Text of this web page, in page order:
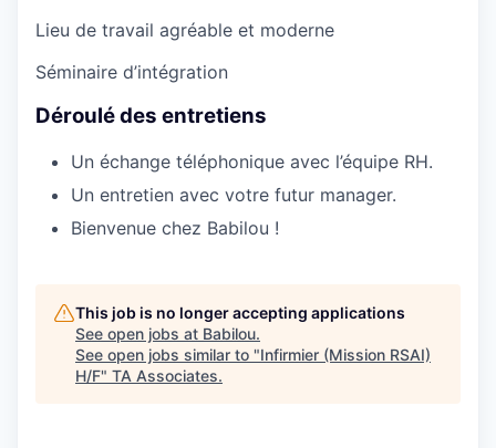
Lieu de travail agréable et moderne
Séminaire d’intégration
Déroulé des entretiens
Un échange téléphonique avec l’équipe RH.
Un entretien avec votre futur manager.
Bienvenue chez Babilou !
This job is no longer accepting applications
See open jobs at Babilou.
See open jobs similar to "Infirmier (Mission RSAI)
H/F" TA Associates.